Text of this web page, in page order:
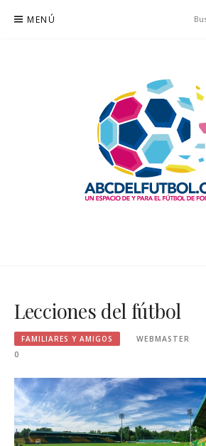
MENÚ
Lecciones del fútbol
FAMILIARES Y AMIGOS WEBMASTER
0